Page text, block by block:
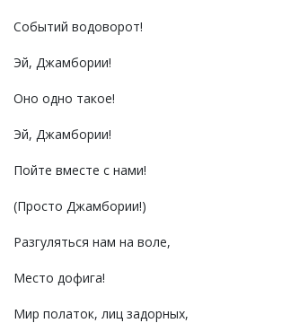
Событий водоворот!
Эй, Джамбории!
Оно одно такое!
Эй, Джамбории!
Пойте вместе с нами!
(Просто Джамбории!)
Разгуляться нам на воле,
Место дофига!
Мир полаток, лиц задорных,